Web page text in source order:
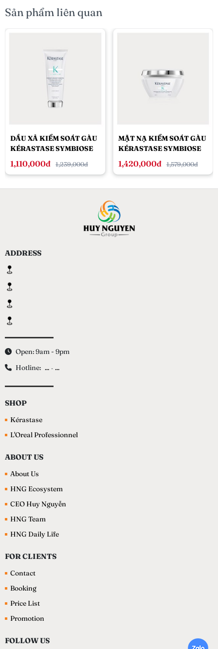
Sản phẩm liên quan
DẦU XẢ KIỂM SOÁT GÀU
KÉRASTASE SYMBIOSE
1,110,000đ 1,239,000đ
MẶT NẠ KIỂM SOÁT GÀU
KÉRASTASE SYMBIOSE
1,420,000đ 1,579,000đ
ADDRESS
Open: 9am - 9pm
Hotline: ... - ...
SHOP
Kérastase
L'Oreal Professionnel
ABOUT US
About Us
HNG Ecosystem
CEO Huy Nguyễn
HNG Team
HNG Daily Life
FOR CLIENTS
Contact
Booking
Price List
Promotion
FOLLOW US